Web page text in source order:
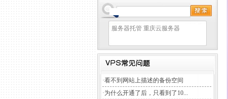
服务器托管 重庆云服务器
·看不到网站上描述的备份空间
·为什么开通了后，只看到了10...